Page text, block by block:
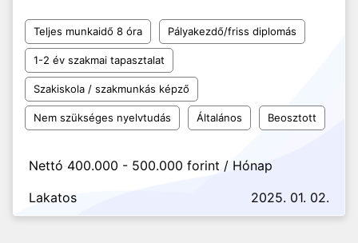
Teljes munkaidő 8 óra Pályakezdő/friss diplomás
1-2 év szakmai tapasztalat
Szakiskola / szakmunkás képző
Nem szükséges nyelvtudás Általános Beosztott
Nettó 400.000 - 500.000 forint / Hónap
Lakatos
2025. 01. 02.